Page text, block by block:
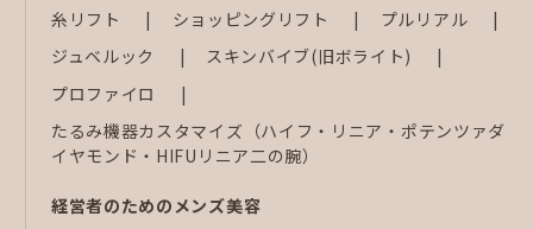
糸リフト
ショッピングリフト
プルリアル
ジュベルック
スキンバイブ(旧ボライト)
プロファイロ
たるみ機器カスタマイズ（ハイフ・リニア・ポテンツァダ
イヤモンド・HIFUリニア二の腕）
経営者のためのメンズ美容